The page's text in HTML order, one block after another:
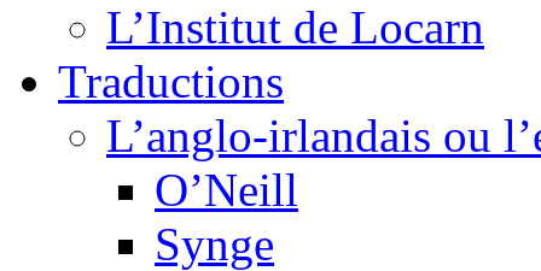
L’Institut de Locarn
Traductions
L’anglo-irlandais ou
O’Neill
Synge